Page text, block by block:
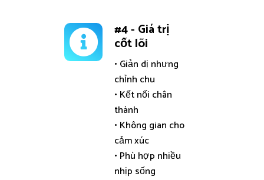
#4 - Giá trị
cốt lõi
• Giản dị nhưng
chỉnh chu
• Kết nối chân
thành
• Không gian cho
cảm xúc
• Phù hợp nhiều
nhịp sống